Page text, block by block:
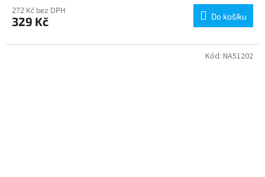
272 Kč bez DPH
329 Kč Do košíku
Kód: NA51202